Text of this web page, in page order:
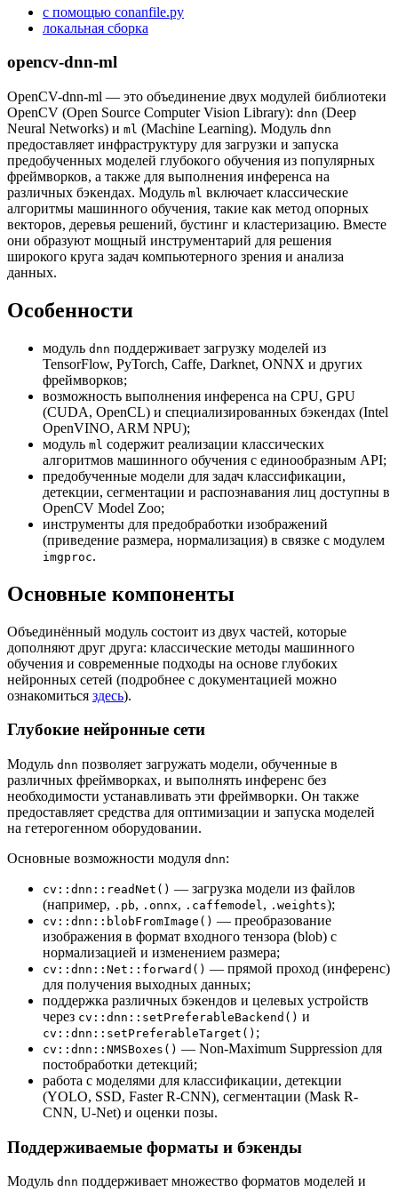
с помощью conanfile.py
локальная сборка
opencv-dnn-ml
OpenCV-dnn-ml — это объединение двух модулей библиотеки
OpenCV (Open Source Computer Vision Library): dnn (Deep
Neural Networks) и ml (Machine Learning). Модуль dnn
предоставляет инфраструктуру для загрузки и запуска
предобученных моделей глубокого обучения из популярных
фреймворков, а также для выполнения инференса на
различных бэкендах. Модуль ml включает классические
алгоритмы машинного обучения, такие как метод опорных
векторов, деревья решений, бустинг и кластеризацию. Вместе
они образуют мощный инструментарий для решения
широкого круга задач компьютерного зрения и анализа
данных.
Особенности
модуль dnn поддерживает загрузку моделей из
TensorFlow, PyTorch, Caffe, Darknet, ONNX и других
фреймворков;
возможность выполнения инференса на CPU, GPU
(CUDA, OpenCL) и специализированных бэкендах (Intel
OpenVINO, ARM NPU);
модуль ml содержит реализации классических
алгоритмов машинного обучения с единообразным API;
предобученные модели для задач классификации,
детекции, сегментации и распознавания лиц доступны в
OpenCV Model Zoo;
инструменты для предобработки изображений
(приведение размера, нормализация) в связке с модулем
imgproc.
Основные компоненты
Объединённый модуль состоит из двух частей, которые
дополняют друг друга: классические методы машинного
обучения и современные подходы на основе глубоких
нейронных сетей (подробнее с документацией можно
ознакомиться здесь).
Глубокие нейронные сети
Модуль dnn позволяет загружать модели, обученные в
различных фреймворках, и выполнять инференс без
необходимости устанавливать эти фреймворки. Он также
предоставляет средства для оптимизации и запуска моделей
на гетерогенном оборудовании.
Основные возможности модуля dnn:
cv::dnn::readNet() — загрузка модели из файлов
(например, .pb, .onnx, .caffemodel, .weights);
cv::dnn::blobFromImage() — преобразование
изображения в формат входного тензора (blob) с
нормализацией и изменением размера;
cv::dnn::Net::forward() — прямой проход (инференс)
для получения выходных данных;
поддержка различных бэкендов и целевых устройств
через cv::dnn::setPreferableBackend() и
cv::dnn::setPreferableTarget() ;
cv::dnn::NMSBoxes() — Non-Maximum Suppression для
постобработки детекций;
работа с моделями для классификации, детекции
(YOLO, SSD, Faster R-CNN), сегментации (Mask R-
CNN, U-Net) и оценки позы.
Поддерживаемые форматы и бэкенды
Модуль dnn поддерживает множество форматов моделей и